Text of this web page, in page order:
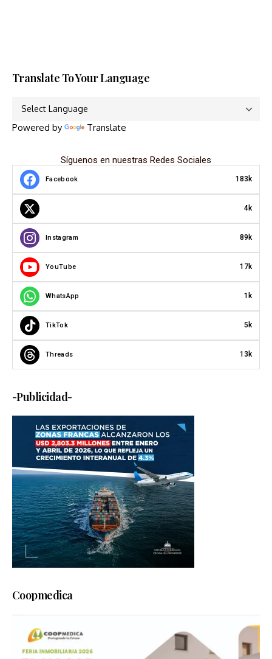
Translate To Your Language
Powered by Translate
Síguenos en nuestras Redes Sociales
Facebook 183k
4k
Instagram 89k
YouTube 17k
WhatsApp 1k
TikTok 5k
Threads 13k
-Publicidad-
Coopmedica